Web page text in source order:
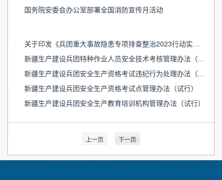
国务院安委会办公室部署全国消防宣传月活动
关于印发《兵团重大事故隐患专项排查整治2023行动实施方案》的通知
新疆生产建设兵团特种作业人员安全技术考核管理办法（试行）
新疆生产建设兵团安全生产资格考试违纪行为处理办法（试行）
新疆生产建设兵团安全生产资格考试点管理办法（试行）
新疆生产建设兵团安全生产教育培训机构管理办法（试行）
上一页 下一页